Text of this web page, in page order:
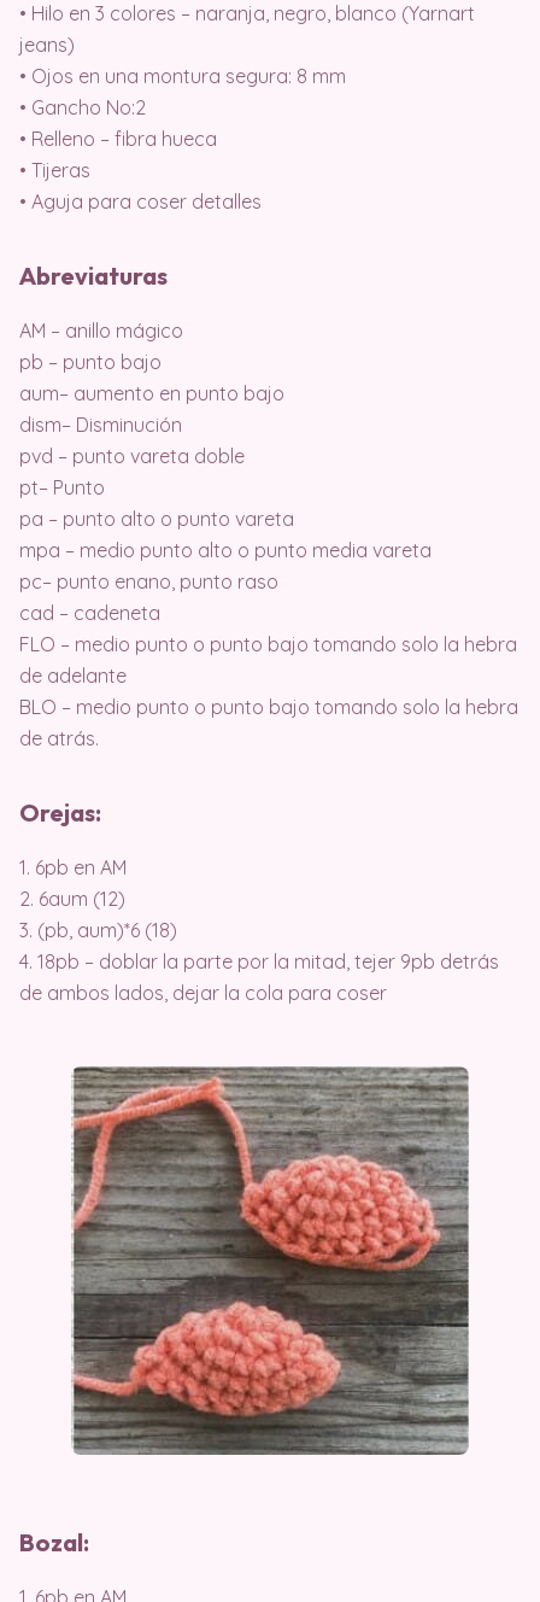
• Hilo en 3 colores – naranja, negro, blanco (Yarnart
jeans)
• Ojos en una montura segura: 8 mm
• Gancho No:2
• Relleno – fibra hueca
• Tijeras
• Aguja para coser detalles
Abreviaturas
AM – anillo mágico
pb – punto bajo
aum– aumento en punto bajo
dism– Disminución
pvd – punto vareta doble
pt– Punto
pa – punto alto o punto vareta
mpa – medio punto alto o punto media vareta
pc– punto enano, punto raso
cad – cadeneta
FLO – medio punto o punto bajo tomando solo la hebra
de adelante
BLO – medio punto o punto bajo tomando solo la hebra
de atrás.
Orejas:
1. 6pb en AM
2. 6aum (12)
3. (pb, aum)*6 (18)
4. 18pb – doblar la parte por la mitad, tejer 9pb detrás
de ambos lados, dejar la cola para coser
Bozal: